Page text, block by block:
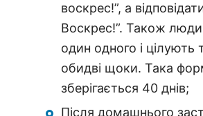
воскрес!”, а
Воскрес!”. Також
один одного і цілують
обидві щоки. Така
зберігається 40 днів;
Після домашнього